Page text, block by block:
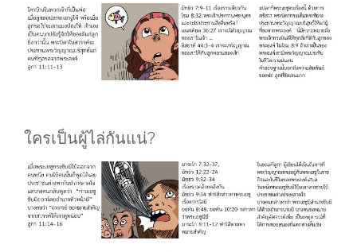
ใครเป็นผู้ไล่กันแน่?